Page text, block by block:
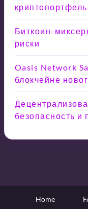
криптопортфель
Биткоин-
риски
Oasis Network
блокчейне
безопасность и
Home